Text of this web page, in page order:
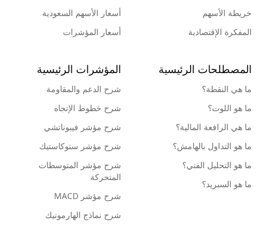
خريطة الأسهم
المفكرة الإقتصادية
أسعار الأسهم السعودية
أسعار المؤشرات
المصطلحات الرئيسية
ما هي النقطة؟
ما هو اللوت؟
ما هي الرافعة المالية؟
ما هو التداول بالهامش؟
ما هو التحليل الفني؟
ما هو السبريد؟
المؤشرات الرئيسية
شرح الدعم والمقاومة
شرح خطوط الإتجاه
شرح مؤشر فيبوناتشي
شرح مؤشر ستوكاستيك
شرح مؤشر المتوسطات
المتحركة
شرح مؤشر MACD
شرح نماذج الهارمونيك